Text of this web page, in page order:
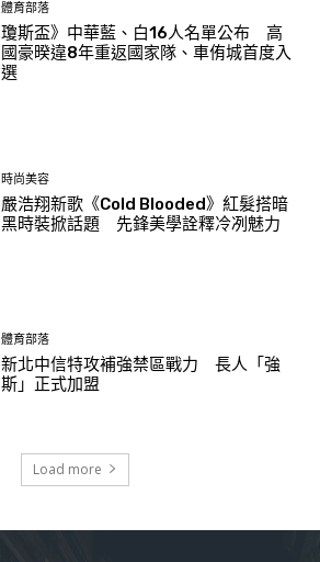
體育部落
瓊斯盃》中華藍、白16人名單公布 高
國豪暌違8年重返國家隊、車侑城首度入
選
時尚美容
嚴浩翔新歌《Cold Blooded》紅髮搭暗
黑時裝掀話題 先鋒美學詮釋冷冽魅力
體育部落
新北中信特攻補強禁區戰力 長人「強
斯」正式加盟
Load more